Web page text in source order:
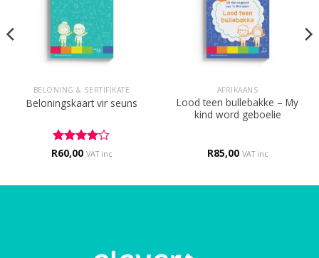
BELONING & SERTIFIKATE
Beloningskaart vir seuns
Rated 4
R60,00 VAT inc
AFRIKAANS
Lood teen bullebakke – My
kind word geboelie
R85,00 VAT inc